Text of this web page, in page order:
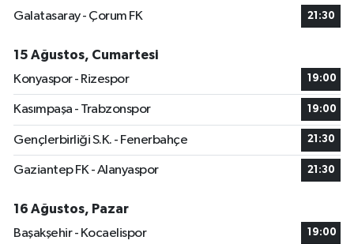
Galatasaray - Çorum FK
21:30
15 Ağustos, Cumartesi
Konyaspor - Rizespor
19:00
Kasımpaşa - Trabzonspor 19:00
Gençlerbirliği S.K. - Fenerbahçe 21:30
Gaziantep FK - Alanyaspor 21:30
16 Ağustos, Pazar
Başakşehir - Kocaelispor
19:00